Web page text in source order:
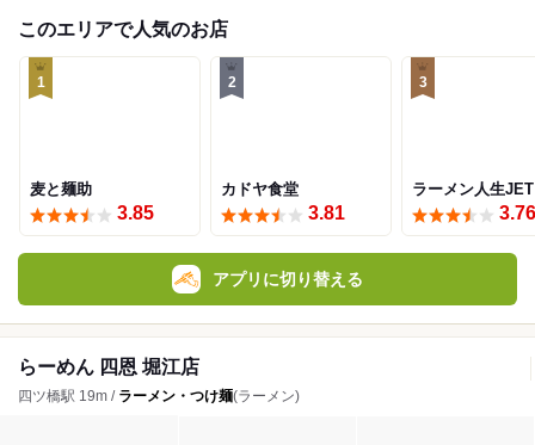
このエリアで人気のお店
1
麦と麺助
3.85
2
カドヤ食堂
3.81
3
ラーメン人生JET
3.76
アプリに切り替える
らーめん 四恩 堀江店
四ツ橋駅 19m / ラーメン・つけ麺(ラーメン)